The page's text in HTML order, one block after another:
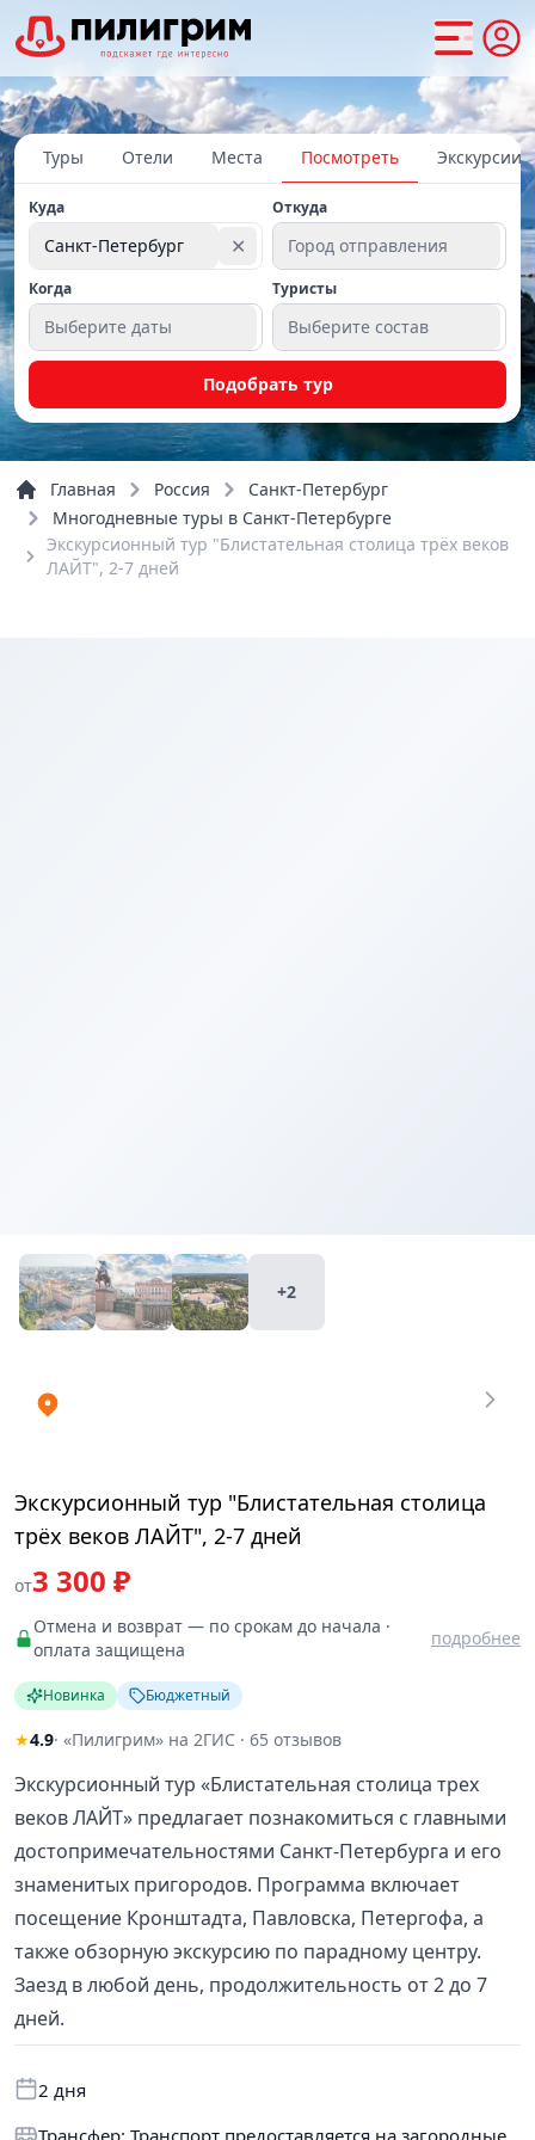
Туры Отели Места Посмотреть Экскурсии
Куда
Санкт-Петербург ✕
Откуда
Город отправления
Когда
Выберите даты
Туристы
Выберите состав
Подобрать тур
Главная Россия
Санкт-Петербург
Многодневные туры в Санкт-Петербурге
Экскурсионный тур "Блистательная столица трёх веков
ЛАЙТ", 2-7 дней
+2
Экскурсионный тур "Блистательная столица
трёх веков ЛАЙТ", 2-7 дней
от3 300 ₽
Отмена и возврат — по срокам до начала ·
оплата защищена
подробнее
Новинка Бюджетный
★4.9· «Пилигрим» на 2ГИС · 65 отзывов
Экскурсионный тур «Блистательная столица трех
веков ЛАЙТ» предлагает познакомиться с главными
достопримечательностями Санкт-Петербурга и его
знаменитых пригородов. Программа включает
посещение Кронштадта, Павловска, Петергофа, а
также обзорную экскурсию по парадному центру.
Заезд в любой день, продолжительность от 2 до 7
дней.
2 дня
Трансфер: Транспорт предоставляется на загородные